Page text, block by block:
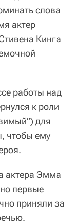
слова
актер
Кинга
работы над
к роли
для
чтобы ему
актера Эмма
первые
приняли за